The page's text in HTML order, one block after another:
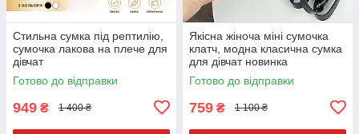
Стильна сумка під рептилію,
сумочка лакова на плече для
дівчат
Готово до відправки
949 ₴ 1 400 ₴
Якісна жіноча міні сумочка
клатч, модна класична сумка
для дівчат новинка
Готово до відправки
759 ₴ 1 100 ₴